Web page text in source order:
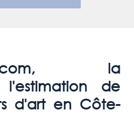
la
de
d'art en Côte-